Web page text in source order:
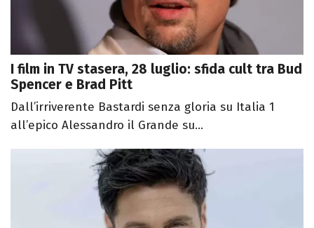
I film in TV stasera, 28 luglio: sfida cult tra Bud
Spencer e Brad Pitt
Dall’irriverente Bastardi senza gloria su Italia 1
all’epico Alessandro il Grande su...